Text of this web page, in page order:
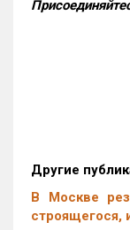
Другие
В Москве
строящегося,